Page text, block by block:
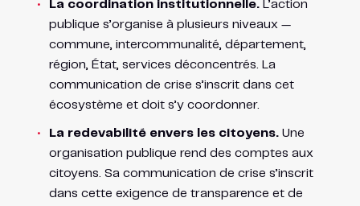
La coordination institutionnelle.L’action
publique s’organise à plusieurs niveaux —
commune, intercommunalité, département,
région, État, services déconcentrés. La
communication de crise s’inscrit dans cet
écosystème et doit s’y coordonner.
La redevabilité envers les citoyens.Une
organisation publique rend des comptes aux
citoyens. Sa communication de crise s’inscrit
dans cette exigence de transparence et de